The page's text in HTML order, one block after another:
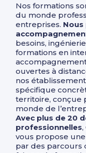
Nos formations
du monde
entreprises.
besoins,
formations en
ouvertes à
nos
spécifique
territoire, conçue
monde de
Avec plus de 20
professionnelles,
vous propose
par des parcours